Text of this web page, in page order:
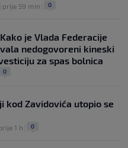
prije 59 min 0
je Vlada Federacije
nedogovoreni kineski
za spas bolnica
0
kod Zavidovića utopio se
1 h 0